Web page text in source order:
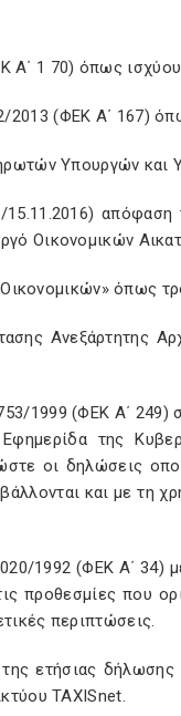
Α΄ 1 70) όπως
2013 (ΦΕΚ Α΄ 167)
Υπουργών και
Οικονομικών
όπως
Ανεξάρτητης
1999 (ΦΕΚ Α΄
της
οι δηλώσεις
και με τη
1992 (ΦΕΚ Α΄ 34)
προθεσμίες που
περιπτώσεις.
ετήσιας
TAXISnet.